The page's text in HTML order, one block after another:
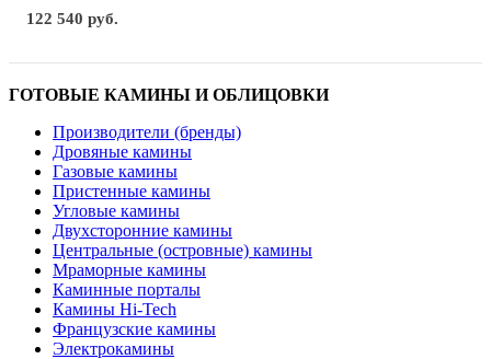
122 540 руб.
ГОТОВЫЕ КАМИНЫ И ОБЛИЦОВКИ
Производители (бренды)
Дровяные камины
Газовые камины
Пристенные камины
Угловые камины
Двухсторонние камины
Центральные (островные) камины
Мраморные камины
Каминные порталы
Камины Hi-Tech
Французские камины
Электрокамины